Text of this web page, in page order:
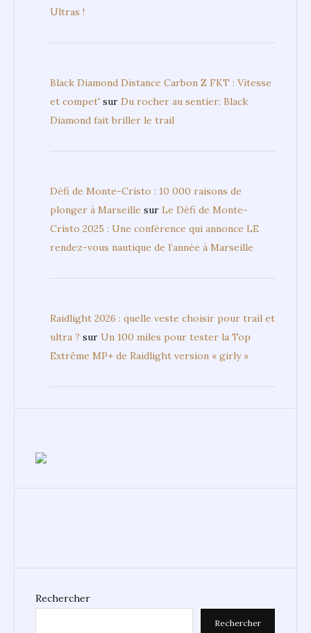
Ultras !
Black Diamond Distance Carbon Z FKT : Vitesse
et compet' sur Du rocher au sentier: Black
Diamond fait briller le trail
Défi de Monte-Cristo : 10 000 raisons de
plonger à Marseille sur Le Défi de Monte-
Cristo 2025 : Une conférence qui annonce LE
rendez-vous nautique de l’année à Marseille
Raidlight 2026 : quelle veste choisir pour trail et
ultra ? sur Un 100 miles pour tester la Top
Extrême MP+ de Raidlight version « girly »
Rechercher
Rechercher